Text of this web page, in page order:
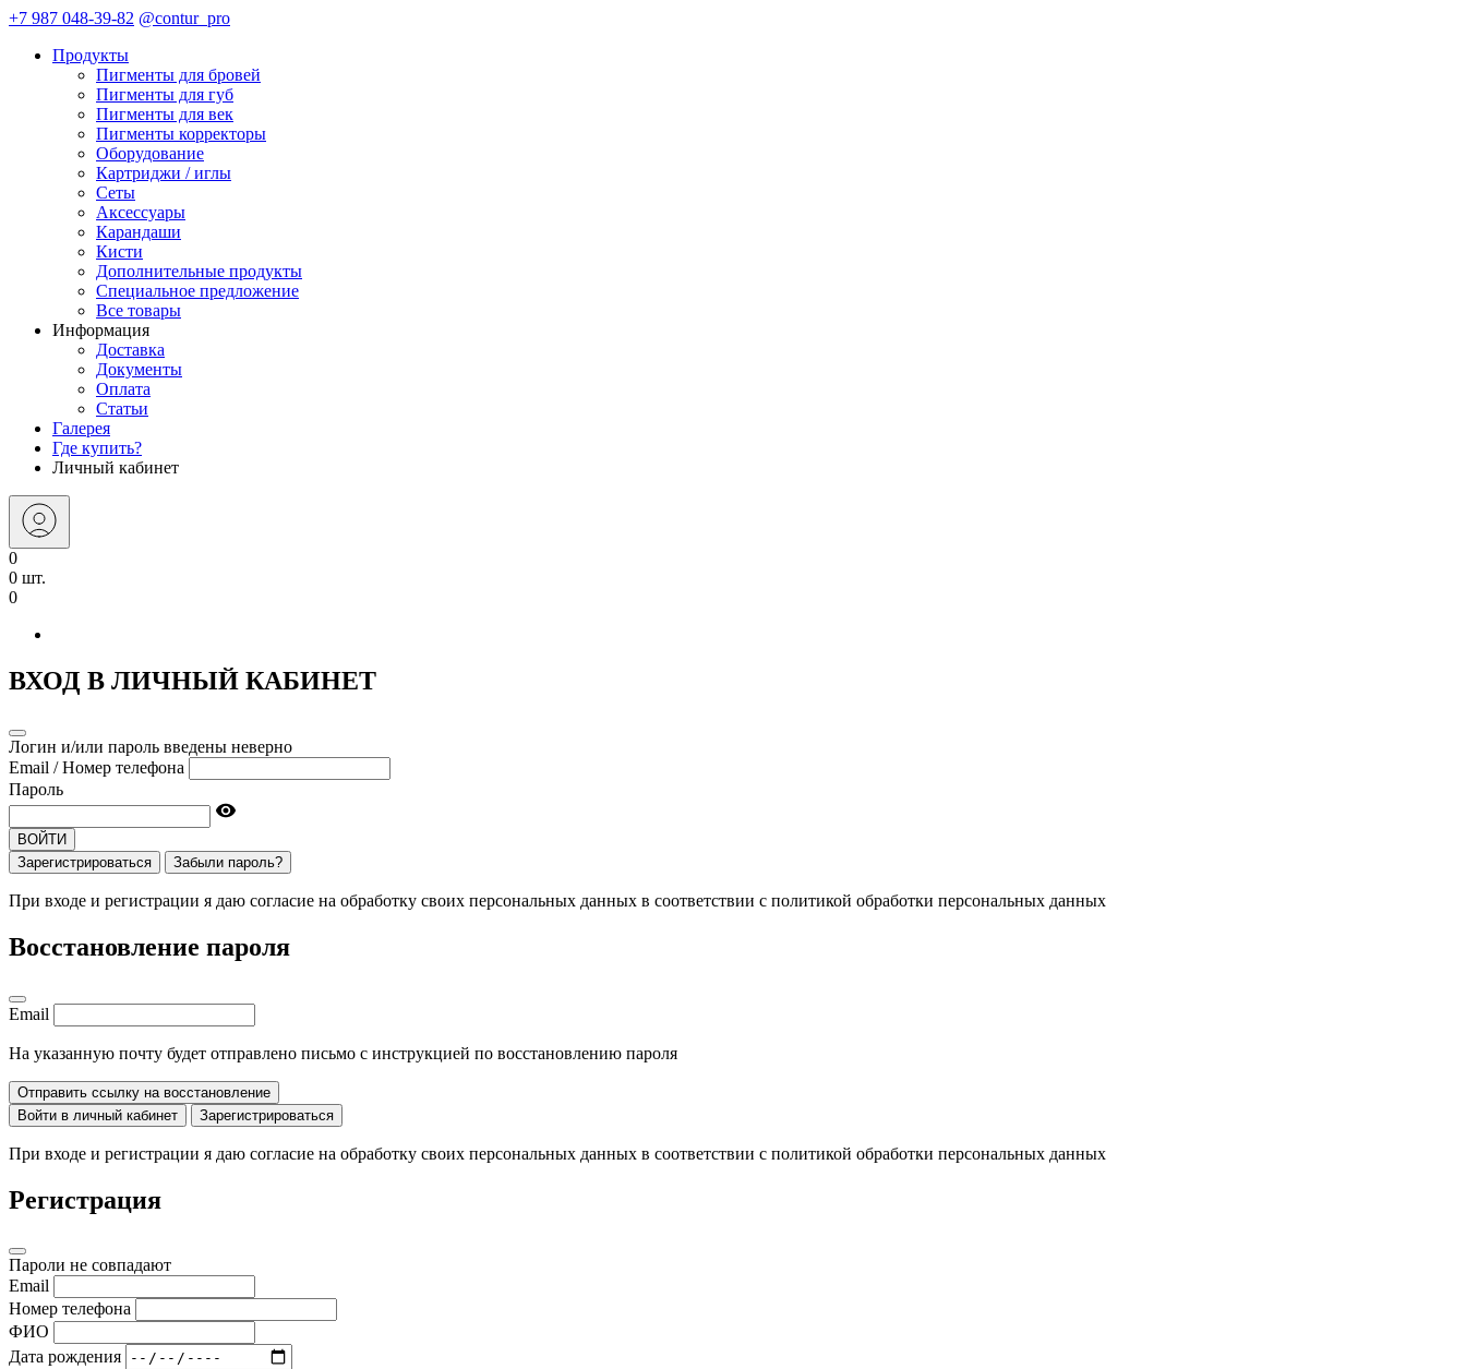
+7 987 048-39-82 @contur_pro
Продукты
Пигменты для бровей
Пигменты для губ
Пигменты для век
Пигменты корректоры
Оборудование
Картриджи / иглы
Сеты
Аксессуары
Карандаши
Кисти
Дополнительные продукты
Специальное предложение
Все товары
Информация
Доставка
Документы
Оплата
Статьи
Галерея
Где купить?
Личный кабинет
0
0 шт.
0
ВХОД В ЛИЧНЫЙ КАБИНЕТ
Логин и/или пароль введены неверно
Email / Номер телефона
Пароль
ВОЙТИ
Зарегистрироваться
Забыли пароль?
При входе и регистрации я даю согласие на обработку своих персональных данных в соответствии с политикой обработки персональных данных
Восстановление пароля
Email
На указанную почту будет отправлено письмо с инструкцией по восстановлению пароля
Отправить ссылку на восстановление
Войти в личный кабинет
Зарегистрироваться
При входе и регистрации я даю согласие на обработку своих персональных данных в соответствии с политикой обработки персональных данных
Регистрация
Пароли не совпадают
Email
Номер телефона
ФИО
Дата рождения